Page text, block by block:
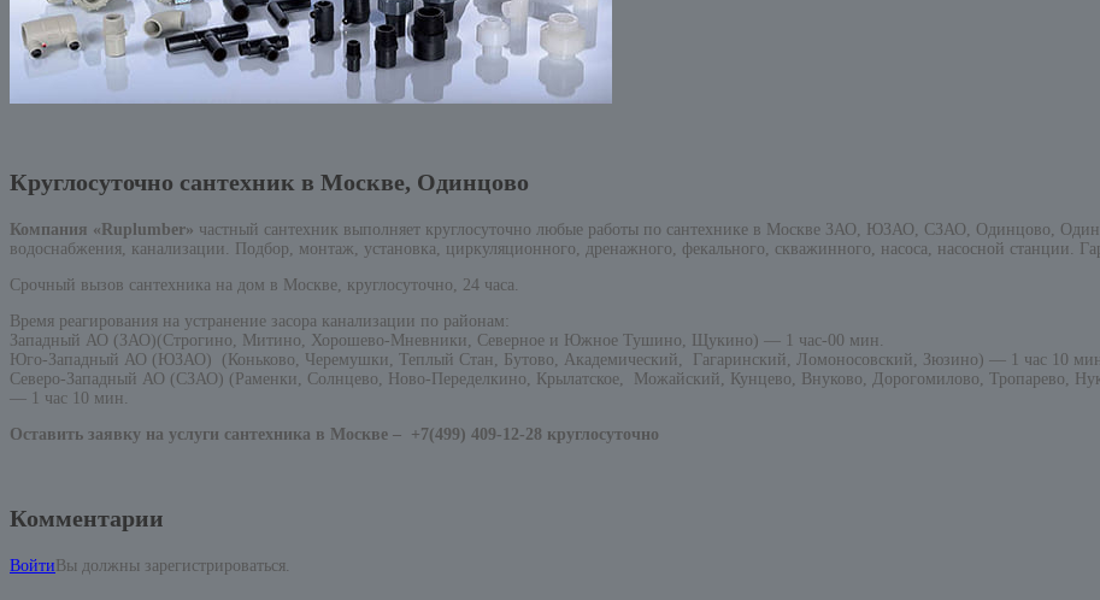
Круглосуточно сантехник в Москве, Одинцово
Компания «Ruplumber» частный сантехник выполняет круглосуточно любые работы по сантехнике в Москве ЗАО, ЮЗАО, СЗАО, Одинцово,
водоснабжения, канализации. Подбор, монтаж, установка, циркуляционного, дренажного, фекального, скважинного, насоса, насосной станции.
Срочный вызов сантехника на дом в Москве, круглосуточно, 24 часа.
Время реагирования на устранение засора канализации по районам:
Западный АО (ЗАО)(Строгино, Митино, Хорошево-Мневники, Северное и Южное Тушино, Щукино) — 1 час-00 мин.
Юго-Западный АО (ЮЗАО) (Коньково, Черемушки, Теплый Стан, Бутово, Академический, Гагаринский, Ломоносовский, Зюзино) — 1 час 10
Северо-Западный АО (СЗАО) (Раменки, Солнцево, Ново-Переделкино, Крылатское, Можайский, Кунцево, Внуково, Дорогомилово, Тропарево,
— 1 час 10 мин.
Оставить заявку на услуги сантехника в Москве – +7(499) 409-12-28 круглосуточно
Комментарии
Войти Вы должны зарегистрироваться.